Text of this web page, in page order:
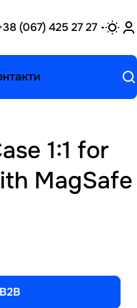
(067) 425 27 27
1:1 for
MagSafe